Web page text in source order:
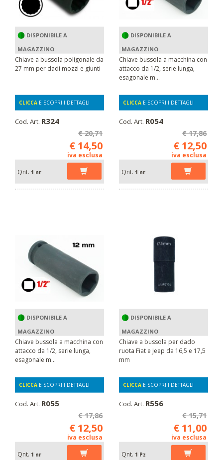
DISPONIBILE A
MAGAZZINO
Chiave a bussola poligonale da
27 mm per dadi mozzi e giunti
CLICCA E SCOPRI I DETTAGLI
Cod. Art. R324
€ 20,71
€ 14,50
iva esclusa
Qnt. 1 nr
DISPONIBILE A
MAGAZZINO
Chiave bussola a macchina con
attacco da 1/2, serie lunga,
esagonale m...
CLICCA E SCOPRI I DETTAGLI
Cod. Art. R054
€ 17,86
€ 12,50
iva esclusa
Qnt. 1 nr
DISPONIBILE A
MAGAZZINO
Chiave bussola a macchina con
attacco da 1/2, serie lunga,
esagonale m...
CLICCA E SCOPRI I DETTAGLI
Cod. Art. R055
€ 17,86
€ 12,50
iva esclusa
Qnt. 1 nr
DISPONIBILE A
MAGAZZINO
Chiave a bussola per dado
ruota Fiat e Jeep da 16,5 e 17,5
mm
CLICCA E SCOPRI I DETTAGLI
Cod. Art. R556
€ 15,71
€ 11,00
iva esclusa
Qnt. 1 Pz